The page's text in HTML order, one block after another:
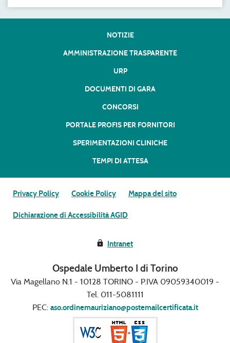
NOTIZIE
AMMINISTRAZIONE TRASPARENTE
URP
DOCUMENTI DI GARA
CONCORSI
PORTALE PROFIS PER FORNITORI
SPERIMENTAZIONI CLINICHE
TEMPI DI ATTESA
Privacy Policy Cookie Policy Mappa del sito
Dichiarazione di Accessibilità AGID
Intranet
Ospedale Umberto I di Torino
Via Magellano N.1 - 10128 TORINO - P.IVA 09059340019 -
Tel. 011-5081111
PEC: aso.ordinemauriziano@postemailcertificata.it